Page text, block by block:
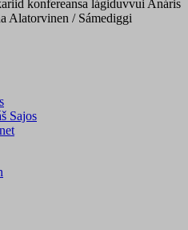
konfereansa lágiduvvui Anáris
Alatorvinen / Sámediggi
Sajos